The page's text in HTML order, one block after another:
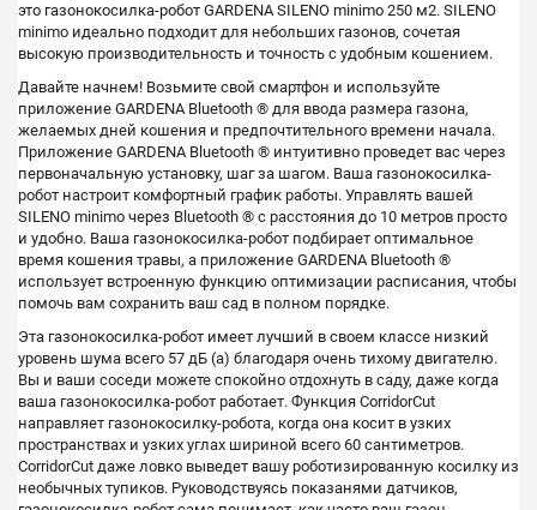
это газонокосилка-робот GARDENA SILENO minimo 250 м2. SILENO
minimo идеально подходит для небольших газонов, сочетая
высокую производительность и точность с удобным кошением.
Давайте начнем! Возьмите свой смартфон и используйте
приложение GARDENA Bluetooth ® для ввода размера газона,
желаемых дней кошения и предпочтительного времени начала.
Приложение GARDENA Bluetooth ® интуитивно проведет вас через
первоначальную установку, шаг за шагом. Ваша газонокосилка-
робот настроит комфортный график работы. Управлять вашей
SILENO minimo через Bluetooth ® с расстояния до 10 метров просто
и удобно. Ваша газонокосилка-робот подбирает оптимальное
время кошения травы, а приложение GARDENA Bluetooth ®
использует встроенную функцию оптимизации расписания, чтобы
помочь вам сохранить ваш сад в полном порядке.
Эта газонокосилка-робот имеет лучший в своем классе низкий
уровень шума всего 57 дБ (а) благодаря очень тихому двигателю.
Вы и ваши соседи можете спокойно отдохнуть в саду, даже когда
ваша газонокосилка-робот работает. Функция CorridorCut
направляет газонокосилку-робота, когда она косит в узких
пространствах и узких углах шириной всего 60 сантиметров.
CorridorCut даже ловко выведет вашу роботизированную косилку из
необычных тупиков. Руководствуясь показанями датчиков,